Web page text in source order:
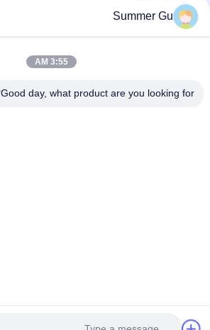
Summer Gu
3:55 AM
Good day, what product are you looking for?